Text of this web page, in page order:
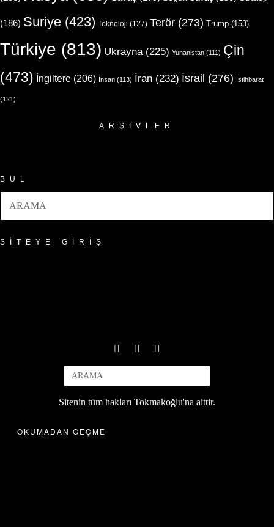
(186) Suriye (423) Teknoloji (127) Terör (273) Trump (153)
Türkiye (813) Ukrayna(225) Yunanistan (111) Çin
(473) İngiltere (206) İnsan (113) İran (232) İsrail (276) İstihbarat
(121)
ARŞIVLER
BUL
SITEYE GIRIŞ
Sitenin tüm hakları Tokmakoğlu'na aittir.
OKUMADAN GEÇME